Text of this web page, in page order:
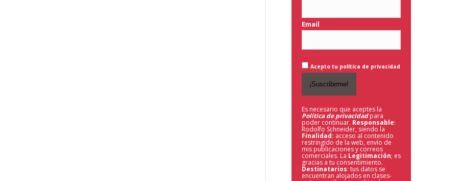
Email
Acepto tu política de privacidad
Es necesario que aceptes la
Política de privacidad para
poder continuar. Responsable:
Rodolfo Schneider, siendo la
Finalidad: acceso al contenido
restringido de la web, envío de
mis publicaciones y correos
comerciales. La Legitimación; es
gracias a tu consentimiento.
Destinatarios: tus datos se
encuentran alojados en clases-